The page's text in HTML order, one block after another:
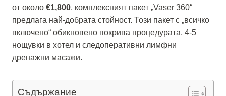
от около €1,800, комплексният пакет „Vaser 360“
предлага най-добрата стойност. Този пакет с „всичко
включено“ обикновено покрива процедурата, 4-5
нощувки в хотел и следоперативни лимфни
дренажни масажи.
Съдържание